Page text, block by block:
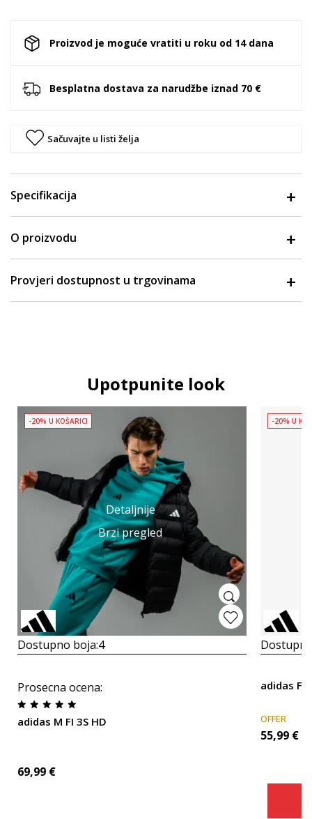
Proizvod je moguće vratiti u roku od 14 dana
Besplatna dostava za narudžbe iznad 70 €
Sačuvajte u listi želja
Specifikacija
O proizvodu
Provjeri dostupnost u trgovinama
Upotpunite look
Detaljnije
Brzi pregled
-20% U KOŠARICI
Dostupno boja:4
Prosecna ocena:
adidas M FI 3S HD
69,99 €
-20% U
adidas
OFFER
55,99 €